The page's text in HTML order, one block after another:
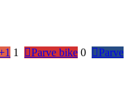
1 Parve bike 0 Parve